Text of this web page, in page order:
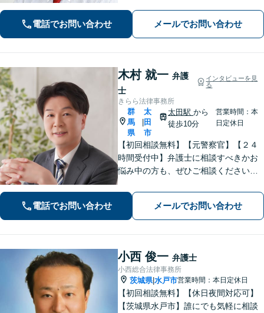
もご相談ください。
電話でお問い合わせ メールでお問い合わせ
木村 就一 弁護
士
インタビューを見
る
きらら法律事務所
群
馬
県
太
田
市
太田駅 から
徒歩10分
営業時間：本
日定休日
【初回相談無料】【元警察官】【２４
時間受付中】弁護士に相談すべきかお
悩み中の方も、ぜひご相談ください
法務など】ご相談者さまに寄り添い、
きめ細やかな対応で、スピーディーに
最良の解決を目指します【土日・夜間
相談可能】。
電話でお問い合わせ メールでお問い合わせ
小西 俊一 弁護士
小西総合法律事務所
茨城県|水戸市営業時間：本日定休日
【初回相談無料】【休日夜間対応可】
【茨城県水戸市】誰にでも気軽に相談